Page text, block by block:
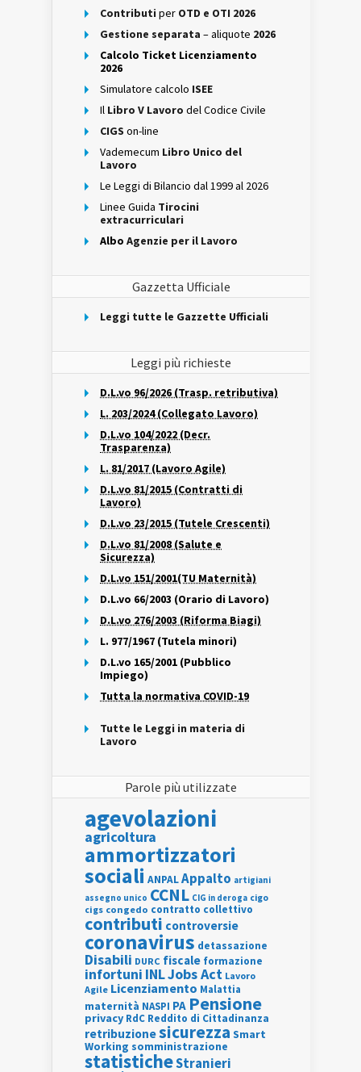
Contributi per OTD e OTI 2026
Gestione separata – aliquote 2026
Calcolo Ticket Licenziamento
2026
Simulatore calcolo ISEE
Il Libro V Lavoro del Codice Civile
CIGS on-line
Vademecum Libro Unico del
Lavoro
Le Leggi di Bilancio dal 1999 al 2026
Linee Guida Tirocini
extracurriculari
Albo Agenzie per il Lavoro
Gazzetta Ufficiale
Leggi tutte le Gazzette Ufficiali
Leggi più richieste
D.L.vo 96/2026 (Trasp. retributiva)
L. 203/2024 (Collegato Lavoro)
D.L.vo 104/2022 (Decr.
Trasparenza)
L. 81/2017 (Lavoro Agile)
D.L.vo 81/2015 (Contratti di
Lavoro)
D.L.vo 23/2015 (Tutele Crescenti)
D.L.vo 81/2008 (Salute e
Sicurezza)
D.L.vo 151/2001(TU Maternità)
D.L.vo 66/2003 (Orario di Lavoro)
D.L.vo 276/2003 (Riforma Biagi)
L. 977/1967 (Tutela minori)
D.L.vo 165/2001 (Pubblico
Impiego)
Tutta la normativa COVID-19
Tutte le Leggi in materia di
Lavoro
Parole più utilizzate
agevolazioni
agricoltura
ammortizzatori
sociali ANPALAppalto artigiani
assegno unico CCNL CIG in deroga cigo
cigs congedo contratto collettivo
contributi controversie
coronavirus detassazione
Disabili DURC fiscale formazione
infortuni INLJobs Act Lavoro
Agile Licenziamento Malattia
maternità NASPI PA Pensione
privacy RdC Reddito di Cittadinanza
retribuzionesicurezza Smart
Working somministrazione
statisticheStranieri